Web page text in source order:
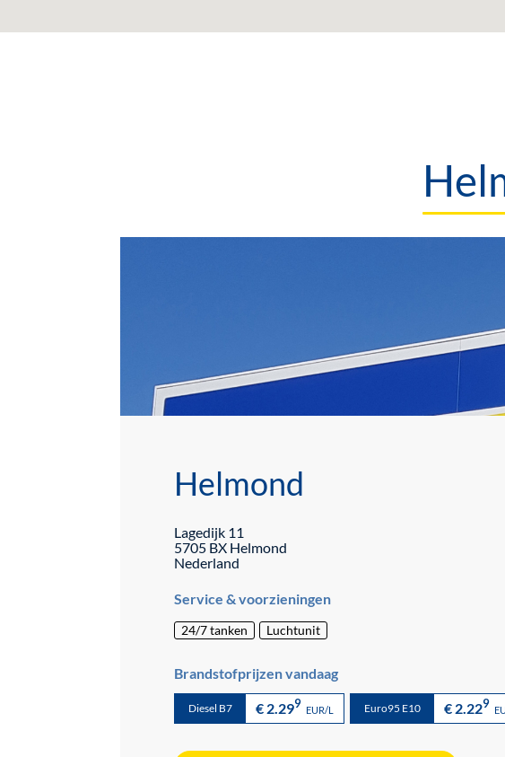
Helmond
Lagedijk 11
5705 BX Helmond
Nederland
Service & voorzieningen
24/7 tanken Luchtunit
Brandstofprijzen vandaag
Diesel B7 € 2.299 EUR/L Euro95 E10 € 2.229